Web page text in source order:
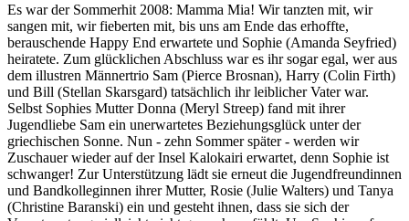
Es war der Sommerhit 2008: Mamma Mia! Wir tanzten mit, wir
sangen mit, wir fieberten mit, bis uns am Ende das erhoffte,
berauschende Happy End erwartete und Sophie (Amanda Seyfried)
heiratete. Zum glücklichen Abschluss war es ihr sogar egal, wer aus
dem illustren Männertrio Sam (Pierce Brosnan), Harry (Colin Firth)
und Bill (Stellan Skarsgard) tatsächlich ihr leiblicher Vater war.
Selbst Sophies Mutter Donna (Meryl Streep) fand mit ihrer
Jugendliebe Sam ein unerwartetes Beziehungsglück unter der
griechischen Sonne. Nun - zehn Sommer später - werden wir
Zuschauer wieder auf der Insel Kalokairi erwartet, denn Sophie ist
schwanger! Zur Unterstützung lädt sie erneut die Jugendfreundinnen
und Bandkolleginnen ihrer Mutter, Rosie (Julie Walters) und Tanya
(Christine Baranski) ein und gesteht ihnen, dass sie sich der